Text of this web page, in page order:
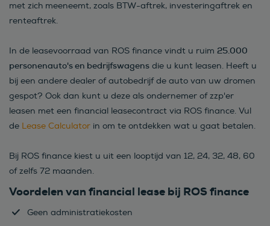
met zich meeneemt, zoals BTW-aftrek, investeringaftrek en
renteaftrek.
In de leasevoorraad van ROS finance vindt u ruim 25.000
personenauto's en bedrijfswagens die u kunt leasen. Heeft u
bij een andere dealer of autobedrijf de auto van uw dromen
gespot? Ook dan kunt u deze als ondernemer of zzp'er
leasen met een financial leasecontract via ROS finance. Vul
de Lease Calculator in om te ontdekken wat u gaat betalen.
Bij ROS finance kiest u uit een looptijd van 12, 24, 32, 48, 60
of zelfs 72 maanden.
Voordelen van financial lease bij ROS finance
Geen administratiekosten